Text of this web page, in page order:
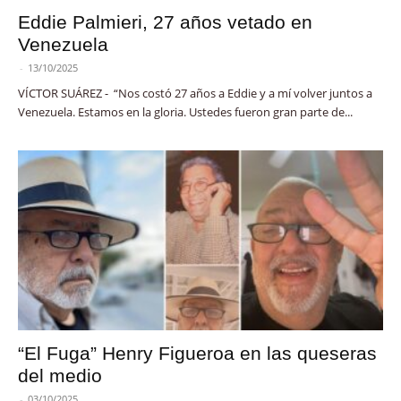
Eddie Palmieri, 27 años vetado en
Venezuela
- 13/10/2025
VÍCTOR SUÁREZ - “Nos costó 27 años a Eddie y a mí volver juntos a
Venezuela. Estamos en la gloria. Ustedes fueron gran parte de...
“El Fuga” Henry Figueroa en las queseras
del medio